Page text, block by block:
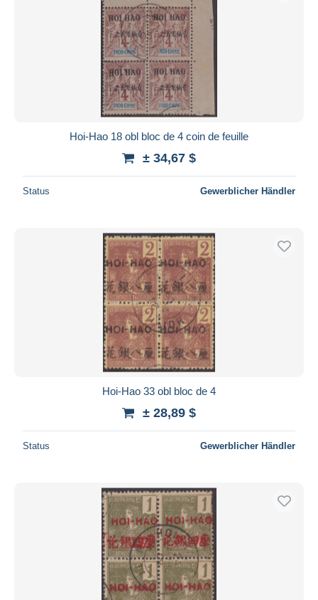
Hoi-Hao 18 obl bloc de 4 coin de feuille
± 34,67 $
Status Gewerblicher Händler
Hoi-Hao 33 obl bloc de 4
± 28,89 $
Status Gewerblicher Händler